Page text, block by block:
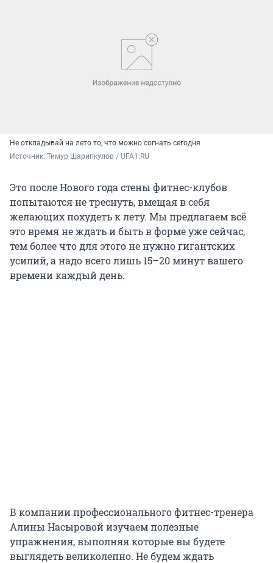
Не откладывай на лето то, что можно согнать сегодня
Источник: Тимур Шарипкулов / UFA1.RU
Это после Нового года стены фитнес-клубов
попытаются не треснуть, вмещая в себя
желающих похудеть к лету. Мы предлагаем всё
это время не ждать и быть в форме уже сейчас,
тем более что для этого не нужно гигантских
усилий, а надо всего лишь 15–20 минут вашего
времени каждый день.
В компании профессионального фитнес-тренера
Алины Насыровой изучаем полезные
упражнения, выполняя которые вы будете
выглядеть великолепно. Не будем ждать